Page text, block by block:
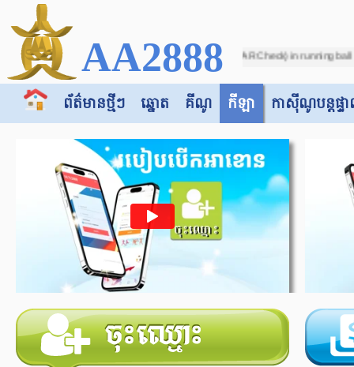
AA2888
- Soccer - Due to incorrect score (VAR Check) in running ball on match
ព័ត៌មានថ្មីៗ ឆ្នោត គីណូ កីឡា កាស៊ី​​ណូបន្តផ្ទ